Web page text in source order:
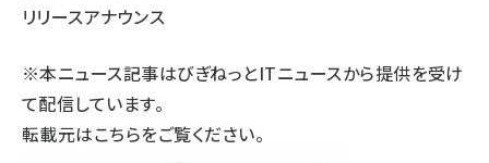
リリースアナウンス
※本ニュース記事はびぎねっとITニュースから提供を受け
て配信しています。
転載元はこちらをご覧ください。